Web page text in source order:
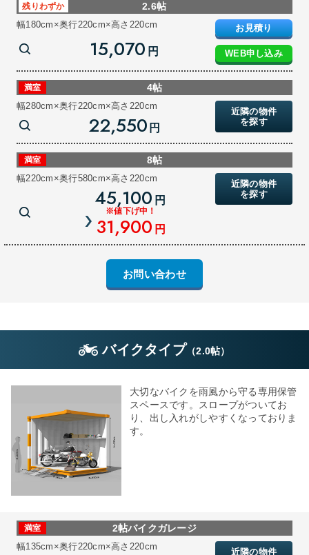
2.6帖
幅180cm×奥行220cm×高さ220cm
15,070 円
残りわずか
お見積り
WEB申し込み
4帖
幅280cm×奥行220cm×高さ220cm
満室
22,550 円
近隣の物件
を探す
8帖
幅220cm×奥行580cm×高さ220cm
満室
45,100 円
※値下げ中！
31,900 円
近隣の物件
を探す
お問い合わせ
バイクタイプ （2.0帖）
大切なバイクを雨風から守る専用保管
スペースです。スロープがついてお
り、出し入れがしやすくなっておりま
す。
2帖バイクガレージ
幅135cm×奥行220cm×高さ220cm
満室
近隣の物件